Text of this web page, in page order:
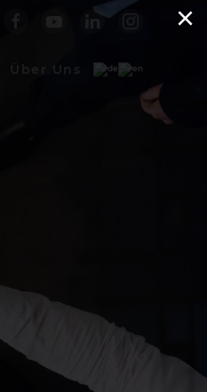
Über Uns
×